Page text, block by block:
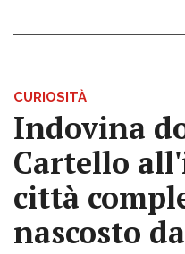
CURIOSITÀ
Indovina
Cartello
città
nascosto